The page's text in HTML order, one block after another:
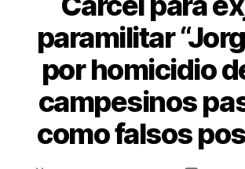
paramilitar
por homicidio
campesinos
como falsos